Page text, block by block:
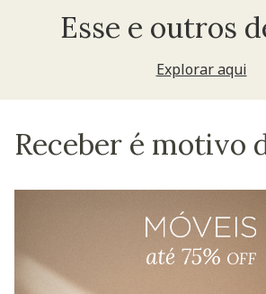
Esse e outros
Explorar aqui
Receber é motivo